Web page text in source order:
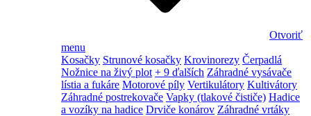
Otvoriť
menu
Kosačky Strunové kosačky Krovinorezy Čerpadlá
Nožnice na živý plot + 9 ďalších Záhradné vysávače
lístia a fukáre Motorové píly Vertikulátory Kultivátory
Záhradné postrekovače Vapky (tlakové čističe) Hadice
a vozíky na hadice Drviče konárov Záhradné vrtáky